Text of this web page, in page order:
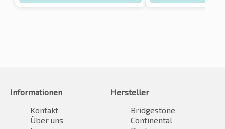
Informationen
Kontakt
Über uns
Hersteller
Bridgestone
Continental